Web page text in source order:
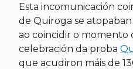
Esta incomunicación
de Quiroga se
ao coincidir o momento
celebración da proba
que acudiron máis de